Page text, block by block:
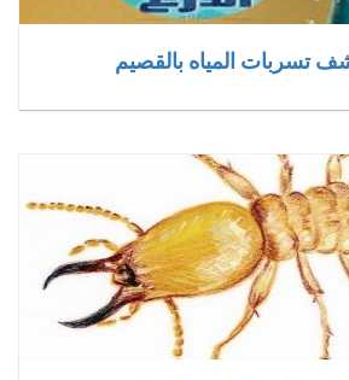
تسربات المياه بالقصيم